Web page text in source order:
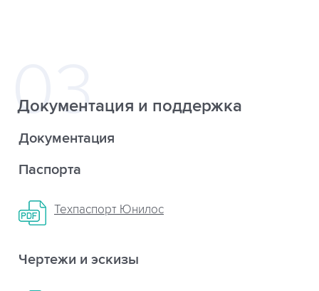
Документация и поддержка
Документация
Паспорта
Техпаспорт Юнилос
Чертежи и эскизы